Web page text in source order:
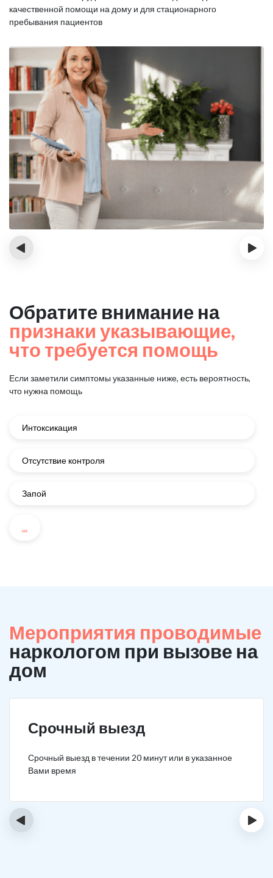
качественной помощи на дому и для стационарного
пребывания пациентов
‹ ›
Обратите внимание на
признаки указывающие,
что требуется помощь
Если заметили симптомы указанные ниже, есть вероятность,
что нужна помощь
Интоксикация
Отсутствие контроля
Запой
...
Мероприятия проводимые
наркологом при вызове на
дом
Срочный выезд
Срочный выезд в течении 20 минут или в указанное
Вами время
‹ ›